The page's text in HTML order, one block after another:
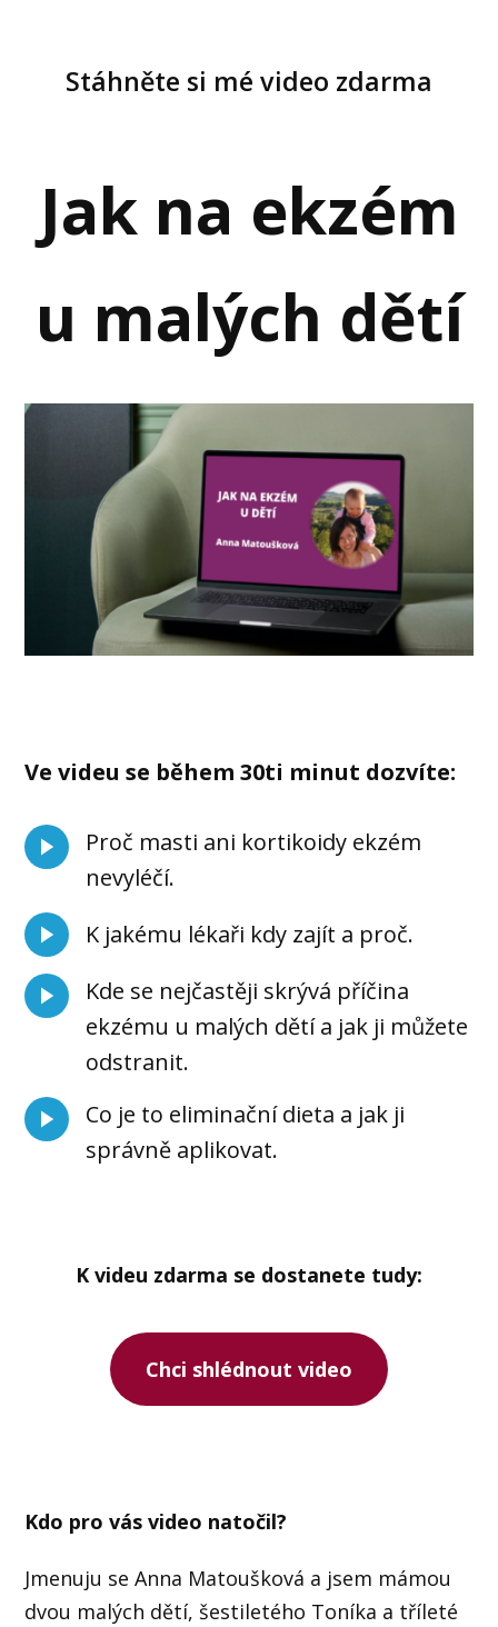
Stáhněte si mé video zdarma
Jak na ekzém
u malých dětí
Ve videu se během 30ti minut dozvíte:
Proč masti ani kortikoidy ekzém
nevyléčí.
K jakému lékaři kdy zajít a proč.
Kde se nejčastěji skrývá příčina
ekzému u malých dětí a jak ji můžete
odstranit.
Co je to eliminační dieta a jak ji
správně aplikovat.
K videu zdarma se dostanete tudy:
Chci shlédnout video
Kdo pro vás video natočil?
Jmenuju se Anna Matoušková a jsem mámou
dvou malých dětí, šestiletého Toníka a tříleté